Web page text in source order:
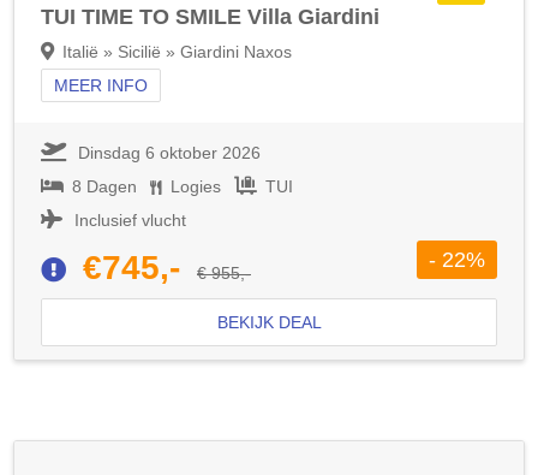
TUI TIME TO SMILE Villa Giardini
Italië » Sicilië » Giardini Naxos
MEER INFO
Dinsdag 6 oktober 2026
8 Dagen
Logies
TUI
Inclusief vlucht
€745,- € 955,-
- 22%
BEKIJK DEAL